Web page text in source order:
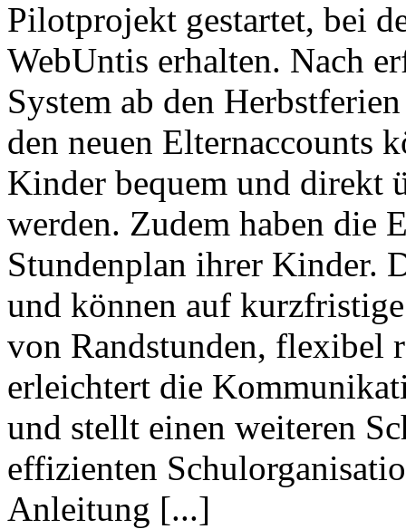
Pilotprojekt gestartet, bei
WebUntis erhalten. Nach
System ab den
den neuen Elternaccounts
Kinder bequem und direkt
werden. Zudem haben die
Stundenplan ihrer Kinder.
und können auf
von Randstunden, flexibel
erleichtert die
und stellt einen weiteren
effizienten
Anleitung [...]